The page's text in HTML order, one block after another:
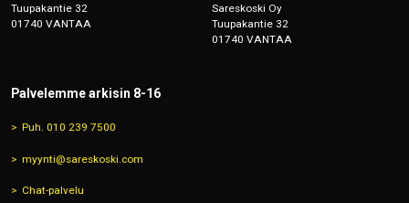
Tuupakantie 32
01740 VANTAA
Sareskoski Oy
Tuupakantie 32
01740 VANTAA
Palvelemme arkisin 8-16
Puh. 010 239 7500
myynti@sareskoski.com
Chat-palvelu